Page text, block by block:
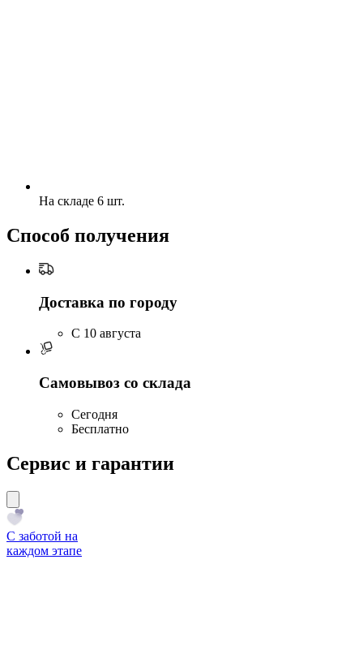
На складе 6 шт.
Способ получения
Доставка по городу
C 10 августа
Самовывоз со склада
Сегодня
Бесплатно
Сервис и гарантии
С заботой на
каждом этапе